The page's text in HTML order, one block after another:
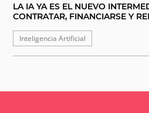
LA IA YA ES EL NUEVO
CONTRATAR, FINANCIARSE Y
Inteligencia Artificial